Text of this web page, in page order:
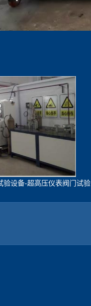
验设备-超高压仪表阀门试验